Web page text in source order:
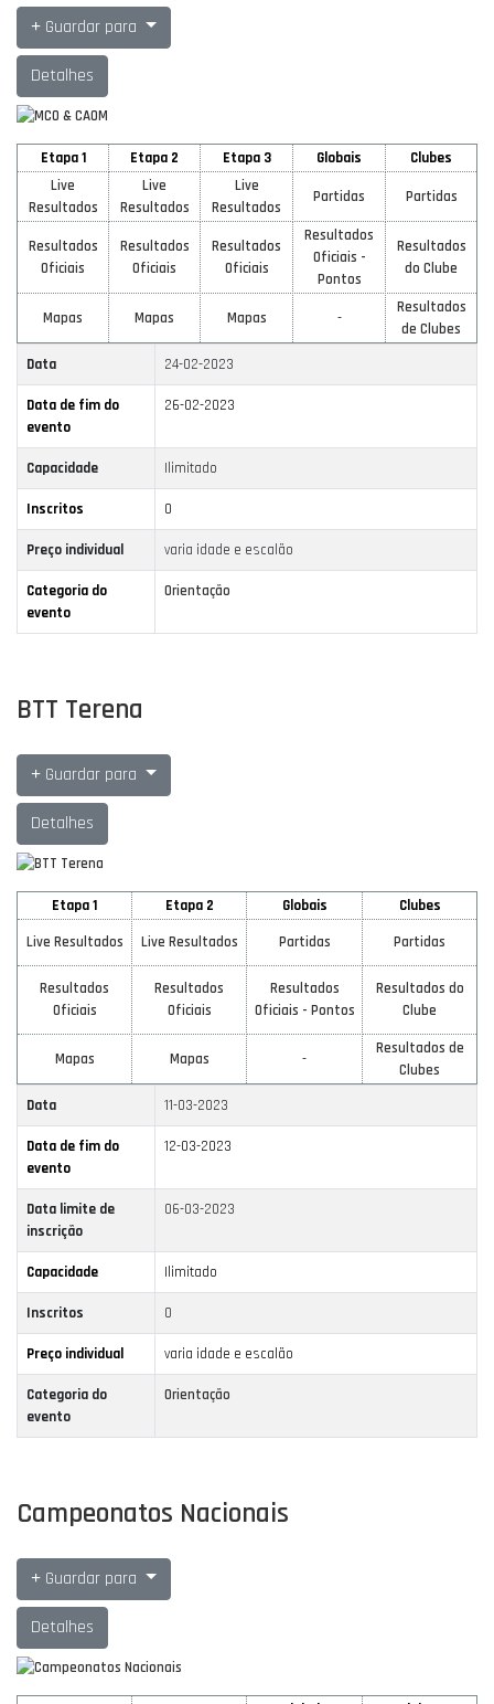
Guardar para
Detalhes
Etapa 1 Etapa 2 Etapa 3 Globais
Clubes
Live
Resultados
Live
Resultados
Live
Resultados
Partidas Partidas
Resultados
Oficiais
Resultados
Oficiais
Resultados
Oficiais
Resultados
Oficiais -
Pontos
Resultados
do Clube
Mapas Mapas Mapas -
Resultados
de Clubes
Data
24-02-2023
Data de fim do
evento
26-02-2023
Capacidade Ilimitado
Inscritos 0
Preço individual varia idade e escalão
Categoria do
evento
Orientação
BTT Terena
Guardar para
Detalhes
Etapa 1 Etapa 2 Globais Clubes
Live Resultados Live Resultados Partidas Partidas
Resultados
Oficiais
Resultados
Oficiais
Resultados
Oficiais - Pontos
Resultados do
Clube
Mapas Mapas -
Resultados de
Clubes
Data
11-03-2023
Data de fim do
evento
12-03-2023
Data limite de
inscrição
06-03-2023
Capacidade Ilimitado
Inscritos 0
Preço individual varia idade e escalão
Categoria do
evento
Orientação
Campeonatos Nacionais
Guardar para
Detalhes